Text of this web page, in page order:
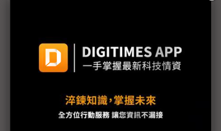
H200效能翻6倍、價格增3成 NVIDIA「清庫存」仍
讓中國動心
電動車放緩影響
東南亞各國與美貿易協議持續推進 2026聚焦關鍵礦